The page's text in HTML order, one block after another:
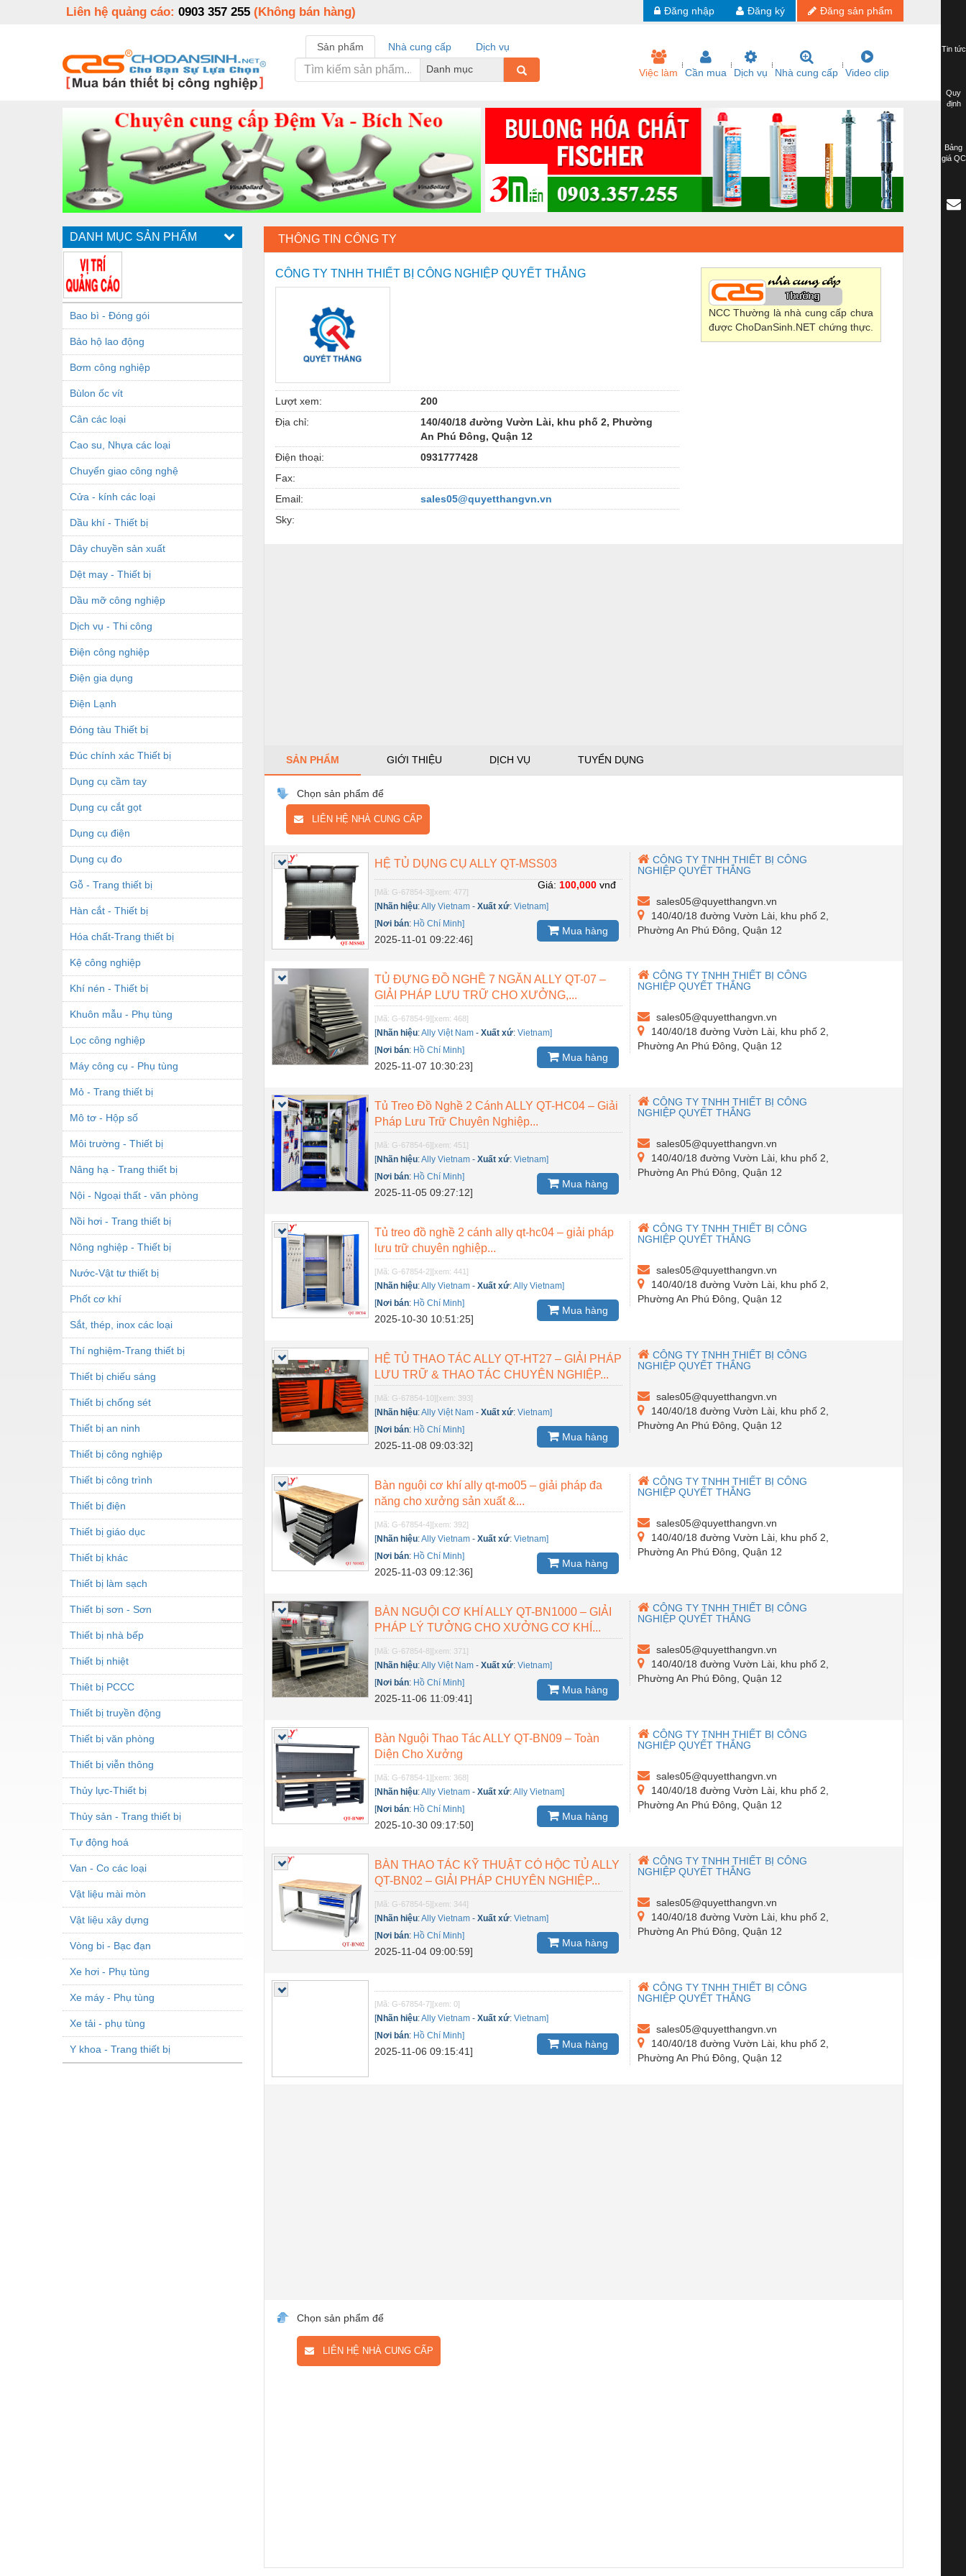
Liên hệ quảng cáo: 0903 357 255 (Không bán hàng) Đăng sản phẩm
Đăng ký
Đăng nhập
Sản phẩm Nhà cung cấp
Dịch vụ
Danh mục
Việc làm Cần mua Dịch vụ Nhà cung cấp Video clip
DANH MỤC SẢN PHẨM
Bao bì - Đóng gói
Bảo hộ lao động
Bơm công nghiệp
Bùlon ốc vít
Cân các loại
Cao su, Nhựa các loại
Chuyển giao công nghệ
Cửa - kính các loại
Dầu khí - Thiết bị
Dây chuyền sản xuất
Dệt may - Thiết bị
Dầu mỡ công nghiệp
Dịch vụ - Thi công
Điện công nghiệp
Điện gia dụng
Điện Lạnh
Đóng tàu Thiết bị
Đúc chính xác Thiết bị
Dụng cụ cầm tay
Dụng cụ cắt gọt
Dụng cụ điện
Dụng cụ đo
Gỗ - Trang thiết bị
Hàn cắt - Thiết bị
Hóa chất-Trang thiết bị
Kệ công nghiệp
Khí nén - Thiết bị
Khuôn mẫu - Phụ tùng
Lọc công nghiệp
Máy công cụ - Phụ tùng
Mỏ - Trang thiết bị
Mô tơ - Hộp số
Môi trường - Thiết bị
Nâng hạ - Trang thiết bị
Nội - Ngoại thất - văn phòng
Nồi hơi - Trang thiết bị
Nông nghiệp - Thiết bị
Nước-Vật tư thiết bị
Phốt cơ khí
Sắt, thép, inox các loại
Thí nghiệm-Trang thiết bị
Thiết bị chiếu sáng
Thiết bị chống sét
Thiết bị an ninh
Thiết bị công nghiệp
Thiết bị công trình
Thiết bị điện
Thiết bị giáo dục
Thiết bị khác
Thiết bị làm sạch
Thiết bị sơn - Sơn
Thiết bị nhà bếp
Thiết bị nhiệt
Thiêt bị PCCC
Thiết bị truyền động
Thiết bị văn phòng
Thiết bị viễn thông
Thủy lực-Thiết bị
Thủy sản - Trang thiết bị
Tự động hoá
Van - Co các loại
Vật liệu mài mòn
Vật liệu xây dựng
Vòng bi - Bạc đạn
Xe hơi - Phụ tùng
Xe máy - Phụ tùng
Xe tải - phụ tùng
Y khoa - Trang thiết bị
THÔNG TIN CÔNG TY
CÔNG TY TNHH THIẾT BỊ CÔNG NGHIỆP QUYẾT THẮNG
Lượt xem:
200
Địa chỉ:
140/40/18 đường Vườn Lài, khu phố 2, Phường
An Phú Đông, Quận 12
Điện thoại:
0931777428
Fax:
Email:
sales05@quyetthangvn.vn
Sky:
NCC Thường là nhà cung cấp chưa
được ChoDanSinh.NET chứng thực.
SẢN PHẨM GIỚI THIỆU DỊCH VỤ TUYỂN DỤNG
Chọn sản phẩm để
LIÊN HỆ NHÀ CUNG CẤP
HỆ TỦ DỤNG CỤ ALLY QT-MSS03
[Mã: G-67854-3][xem: 477]
[Nhãn hiệu:Ally Vietnam -Xuất xứ:Vietnam]
[Nơi bán: Hồ Chí Minh]
2025-11-01 09:22:46]
Giá: 100,000vnđ
Mua hàng
CÔNG TY TNHH THIẾT BỊ CÔNG
NGHIỆP QUYẾT THẮNG
sales05@quyetthangvn.vn
140/40/18 đường Vườn Lài, khu phố 2,
Phường An Phú Đông, Quận 12
TỦ ĐỰNG ĐỒ NGHỀ 7 NGĂN ALLY QT-07 –
GIẢI PHÁP LƯU TRỮ CHO XƯỞNG,...
[Mã: G-67854-9][xem: 468]
[Nhãn hiệu:Ally Việt Nam -Xuất xứ:Vietnam]
[Nơi bán: Hồ Chí Minh]
2025-11-07 10:30:23]
Mua hàng
CÔNG TY TNHH THIẾT BỊ CÔNG
NGHIỆP QUYẾT THẮNG
sales05@quyetthangvn.vn
140/40/18 đường Vườn Lài, khu phố 2,
Phường An Phú Đông, Quận 12
Tủ Treo Đồ Nghề 2 Cánh ALLY QT-HC04 – Giải
Pháp Lưu Trữ Chuyên Nghiệp...
[Mã: G-67854-6][xem: 451]
[Nhãn hiệu:Ally Vietnam -Xuất xứ:Vietnam]
[Nơi bán: Hồ Chí Minh]
2025-11-05 09:27:12]
Mua hàng
CÔNG TY TNHH THIẾT BỊ CÔNG
NGHIỆP QUYẾT THẮNG
sales05@quyetthangvn.vn
140/40/18 đường Vườn Lài, khu phố 2,
Phường An Phú Đông, Quận 12
Tủ treo đồ nghề 2 cánh ally qt-hc04 – giải pháp
lưu trữ chuyên nghiệp...
[Mã: G-67854-2][xem: 441]
[Nhãn hiệu:Ally Vietnam -Xuất xứ:Ally Vietnam]
[Nơi bán: Hồ Chí Minh]
2025-10-30 10:51:25]
Mua hàng
CÔNG TY TNHH THIẾT BỊ CÔNG
NGHIỆP QUYẾT THẮNG
sales05@quyetthangvn.vn
140/40/18 đường Vườn Lài, khu phố 2,
Phường An Phú Đông, Quận 12
HỆ TỦ THAO TÁC ALLY QT-HT27 – GIẢI PHÁP
LƯU TRỮ & THAO TÁC CHUYÊN NGHIỆP...
[Mã: G-67854-10][xem: 393]
[Nhãn hiệu:Ally Việt Nam -Xuất xứ:Vietnam]
[Nơi bán: Hồ Chí Minh]
2025-11-08 09:03:32]
Mua hàng
CÔNG TY TNHH THIẾT BỊ CÔNG
NGHIỆP QUYẾT THẮNG
sales05@quyetthangvn.vn
140/40/18 đường Vườn Lài, khu phố 2,
Phường An Phú Đông, Quận 12
Bàn nguội cơ khí ally qt-mo05 – giải pháp đa
năng cho xưởng sản xuất &...
[Mã: G-67854-4][xem: 392]
[Nhãn hiệu:Ally Vietnam -Xuất xứ:Vietnam]
[Nơi bán: Hồ Chí Minh]
2025-11-03 09:12:36]
Mua hàng
CÔNG TY TNHH THIẾT BỊ CÔNG
NGHIỆP QUYẾT THẮNG
sales05@quyetthangvn.vn
140/40/18 đường Vườn Lài, khu phố 2,
Phường An Phú Đông, Quận 12
BÀN NGUỘI CƠ KHÍ ALLY QT-BN1000 – GIẢI
PHÁP LÝ TƯỞNG CHO XƯỞNG CƠ KHÍ...
[Mã: G-67854-8][xem: 371]
[Nhãn hiệu:Ally Việt Nam -Xuất xứ:Vietnam]
[Nơi bán: Hồ Chí Minh]
2025-11-06 11:09:41]
Mua hàng
CÔNG TY TNHH THIẾT BỊ CÔNG
NGHIỆP QUYẾT THẮNG
sales05@quyetthangvn.vn
140/40/18 đường Vườn Lài, khu phố 2,
Phường An Phú Đông, Quận 12
Bàn Nguội Thao Tác ALLY QT-BN09 – Toàn
Diện Cho Xưởng
[Mã: G-67854-1][xem: 368]
[Nhãn hiệu:Ally Vietnam -Xuất xứ:Ally Vietnam]
[Nơi bán: Hồ Chí Minh]
2025-10-30 09:17:50]
Mua hàng
CÔNG TY TNHH THIẾT BỊ CÔNG
NGHIỆP QUYẾT THẮNG
sales05@quyetthangvn.vn
140/40/18 đường Vườn Lài, khu phố 2,
Phường An Phú Đông, Quận 12
BÀN THAO TÁC KỸ THUẬT CÓ HỘC TỦ ALLY
QT-BN02 – GIẢI PHÁP CHUYÊN NGHIỆP...
[Mã: G-67854-5][xem: 344]
[Nhãn hiệu:Ally Vietnam -Xuất xứ:Vietnam]
[Nơi bán: Hồ Chí Minh]
2025-11-04 09:00:59]
Mua hàng
CÔNG TY TNHH THIẾT BỊ CÔNG
NGHIỆP QUYẾT THẮNG
sales05@quyetthangvn.vn
140/40/18 đường Vườn Lài, khu phố 2,
Phường An Phú Đông, Quận 12
[Mã: G-67854-7][xem: 0]
[Nhãn hiệu:Ally Vietnam -Xuất xứ:Vietnam]
[Nơi bán: Hồ Chí Minh]
2025-11-06 09:15:41]
Mua hàng
CÔNG TY TNHH THIẾT BỊ CÔNG
NGHIỆP QUYẾT THẮNG
sales05@quyetthangvn.vn
140/40/18 đường Vườn Lài, khu phố 2,
Phường An Phú Đông, Quận 12
Chọn sản phẩm để
LIÊN HỆ NHÀ CUNG CẤP
Tin tức
Quy
định
Bảng
giá QC